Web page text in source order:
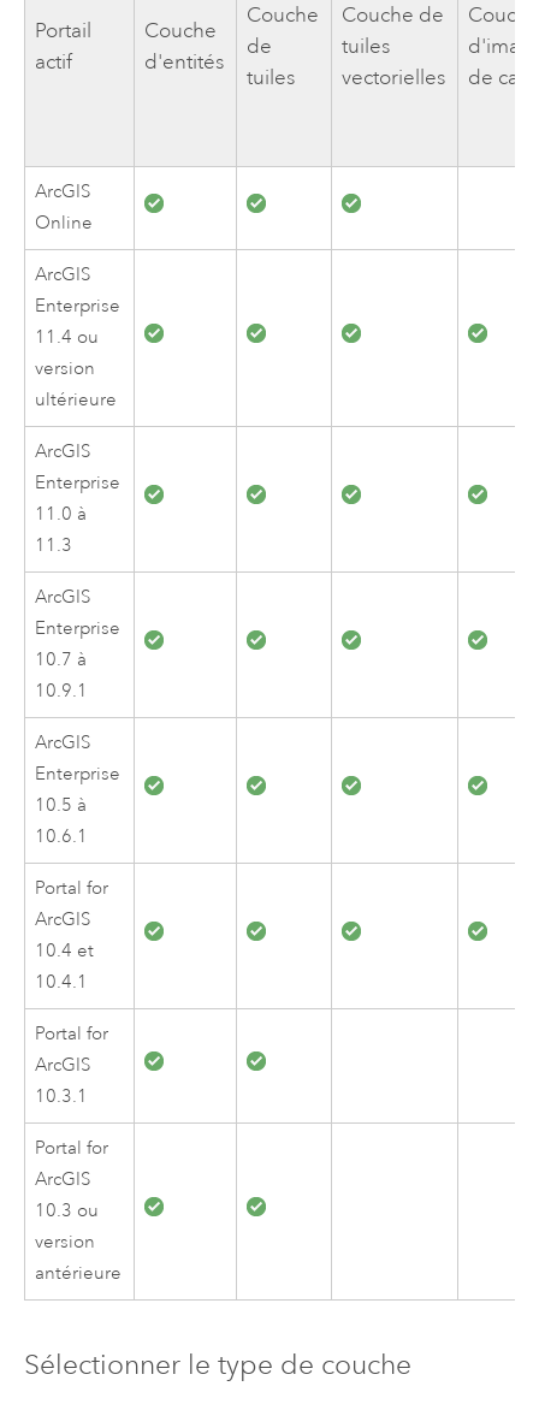
Portail
actif
Couche
d'entités
Couche
de
tuiles
Couche de
tuiles
vectorielles
de
ArcGIS
Online
ArcGIS
Enterprise
11.4 ou
version
ultérieure
ArcGIS
Enterprise
11.0 à
11.3
ArcGIS
Enterprise
10.7 à
10.9.1
ArcGIS
Enterprise
10.5 à
10.6.1
Portal for
ArcGIS
10.4 et
10.4.1
Portal for
ArcGIS
10.3.1
Portal for
ArcGIS
10.3 ou
version
antérieure
Sélectionner le type de couche